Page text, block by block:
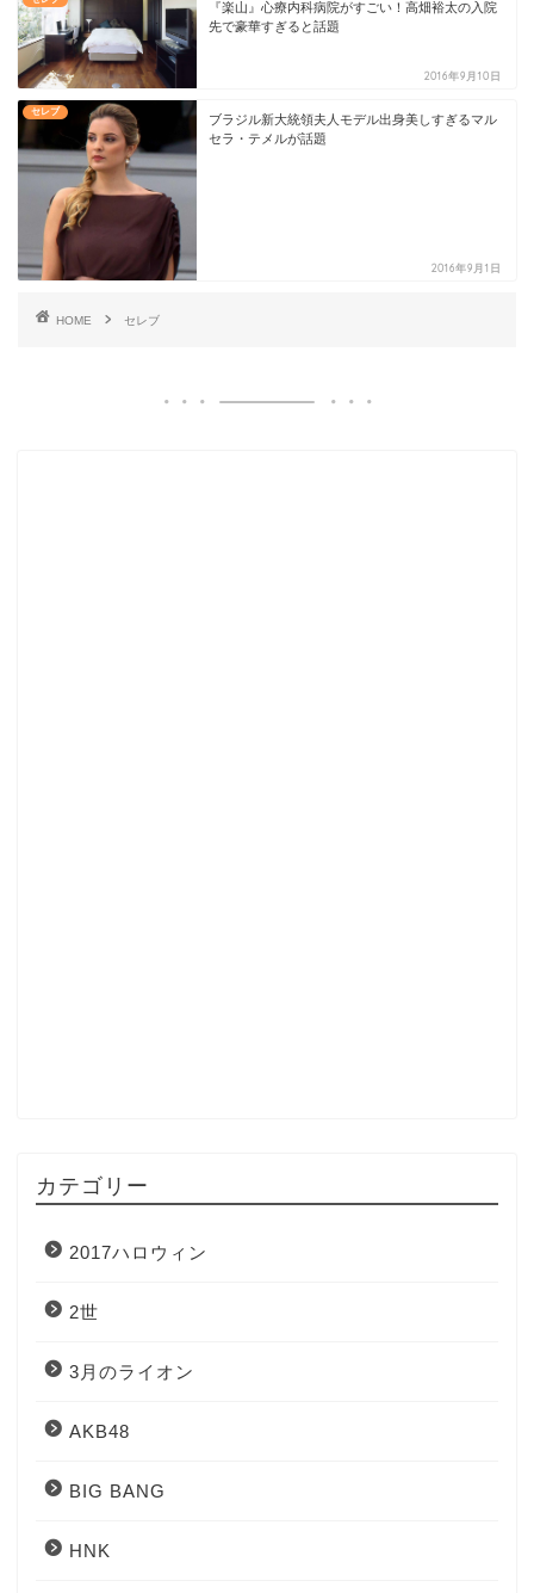
『楽山』心療内科病院がすごい！高畑裕太の入院
先で豪華すぎると話題
2016年9月10日
セレブ
ブラジル新大統領夫人モデル出身美しすぎるマル
セラ・テメルが話題
2016年9月1日
HOME セレブ
カテゴリー
2017ハロウィン
2世
3月のライオン
AKB48
BIG BANG
HNK